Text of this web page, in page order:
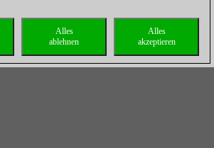
Alles
akzeptieren
Alles
ablehnen